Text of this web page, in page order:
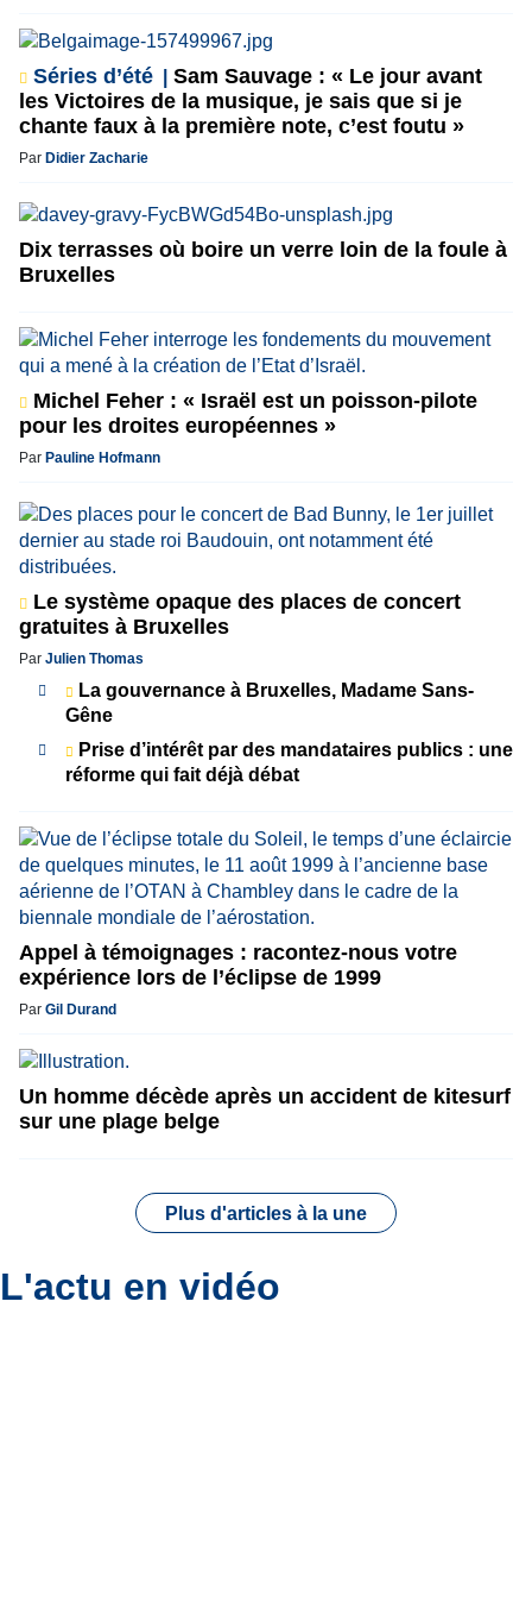
Séries d’été
Sam Sauvage : « Le jour avant
les Victoires de la musique, je sais que si je
chante faux à la première note, c’est foutu »
Par Didier Zacharie
Dix terrasses où boire un verre loin de la foule à
Bruxelles
Michel Feher : « Israël est un poisson-pilote
pour les droites européennes »
Par Pauline Hofmann
Le système opaque des places de concert
gratuites à Bruxelles
Par Julien Thomas
La gouvernance à Bruxelles, Madame Sans-
Gêne
Prise d’intérêt par des mandataires publics : une
réforme qui fait déjà débat
Appel à témoignages : racontez-nous votre
expérience lors de l’éclipse de 1999
Par Gil Durand
Un homme décède après un accident de kitesurf
sur une plage belge
Plus d'articles à la une
L'actu en vidéo